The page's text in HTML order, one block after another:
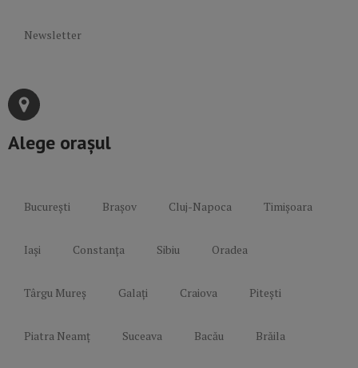
Newsletter
Alege orașul
București Brașov Cluj-Napoca Timișoara
Iași Constanța Sibiu Oradea
Târgu Mureș Galați Craiova Pitești
Piatra Neamț Suceava Bacău Brăila